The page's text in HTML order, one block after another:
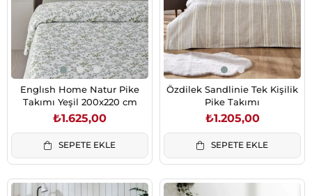
Englısh Home Natur Pike
Takımı Yeşil 200x220 cm
₺1.625,00
SEPETE EKLE
Özdilek Sandlinie Tek Kişilik
Pike Takımı
₺1.205,00
SEPETE EKLE